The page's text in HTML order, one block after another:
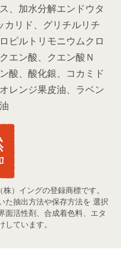
、加水分解エンドウタ
カリド、グリチルリチ
ピルトリモニウムクロ
エン酸、クエン酸Ｎ
酸、酸化銀、コカミド
レンジ果皮油、ラベン
）イングの登録商標です。
た抽出方法や保存方法を 選択
面活性剤、合成着色料、エタ
ています。